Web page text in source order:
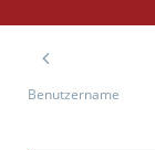
Benutzername